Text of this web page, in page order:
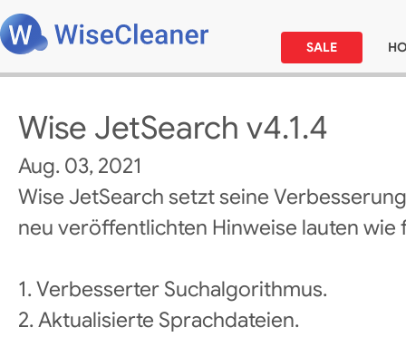
SALE
Wise JetSearch v4.1.4
Aug. 03, 2021
Wise JetSearch setzt seine
neu veröffentlichten Hinweise lauten wie
1. Verbesserter Suchalgorithmus.
2. Aktualisierte Sprachdateien.